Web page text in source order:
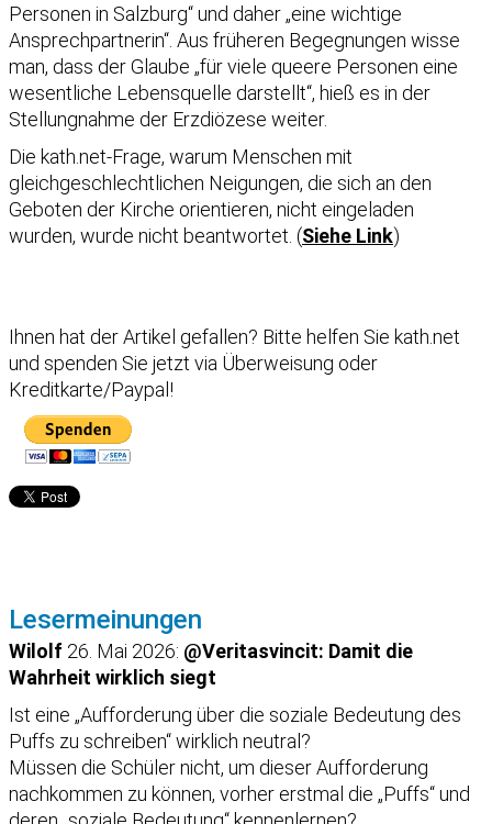
Personen in Salzburg“ und daher „eine wichtige
Ansprechpartnerin“. Aus früheren Begegnungen wisse
man, dass der Glaube „für viele queere Personen eine
wesentliche Lebensquelle darstellt“, hieß es in der
Stellungnahme der Erzdiözese weiter.
Die kath.net-Frage, warum Menschen mit
gleichgeschlechtlichen Neigungen, die sich an den
Geboten der Kirche orientieren, nicht eingeladen
wurden, wurde nicht beantwortet. (Siehe Link)
Ihnen hat der Artikel gefallen? Bitte helfen Sie kath.net
und spenden Sie jetzt via Überweisung oder
Kreditkarte/Paypal!
Lesermeinungen
Wilolf 26. Mai 2026: @Veritasvincit: Damit die
Wahrheit wirklich siegt
Ist eine „Aufforderung über die soziale Bedeutung des
Puffs zu schreiben“ wirklich neutral?
Müssen die Schüler nicht, um dieser Aufforderung
nachkommen zu können, vorher erstmal die „Puffs“ und